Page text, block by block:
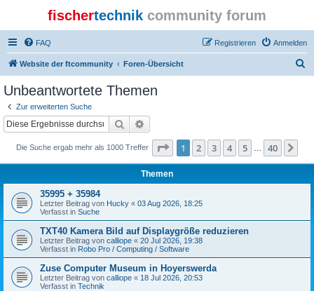
fischertechnik community forum
FAQ Anmelden
Registrieren
Website der ftcommunity Foren-Übersicht
Unbeantwortete Themen
Zur erweiterten Suche
Suche
Die Suche ergab mehr als 1000 Treffer Seite 1von 40
1 2 3 4 5 40
Themen
35995 + 35984
Letzter Beitrag von Hucky « 03 Aug 2026, 18:25
Verfasst in Suche
TXT40 Kamera Bild auf Displaygröße reduzieren
Letzter Beitrag von calliope « 20 Jul 2026, 19:38
Verfasst in Robo Pro / Computing / Software
Zuse Computer Museum in Hoyerswerda
Letzter Beitrag von calliope « 18 Jul 2026, 20:53
Verfasst in Technik